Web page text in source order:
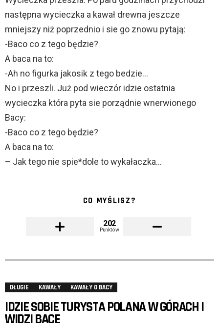
następna wycieczka a kawał drewna jeszcze
mniejszy niż poprzednio i sie go znowu pytają:
-Baco co z tego będzie?
A baca na to:
-Ah no figurka jakosik z tego bedzie…
No i przeszli. Już pod wieczór idzie ostatnia
wycieczka która pyta sie porządnie wnerwionego
Bacy:
-Baco co z tego będzie?
A baca na to:
– Jak tego nie spie*dole to wykałaczka…
CO MYŚLISZ?
202
Punktów
DŁUGIE KAWAŁY KAWAŁY O BACY
IDZIE SOBIE TURYSTA POLANA W GÓRACH I
WIDZI BACE